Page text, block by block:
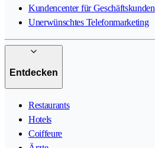
Kundencenter für Geschäftskunden
Unerwünschtes Telefonmarketing
Entdecken
Restaurants
Hotels
Coiffeure